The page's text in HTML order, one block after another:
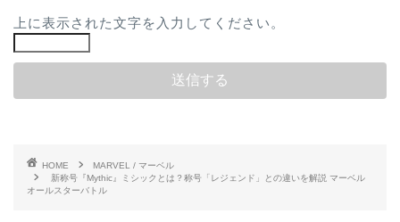
上に表示された文字を入力してください。
HOME
MARVEL / マーベル
新称号『Mythic』ミシックとは？称号「レジェンド」との違いを解説 マーベル
オールスターバトル